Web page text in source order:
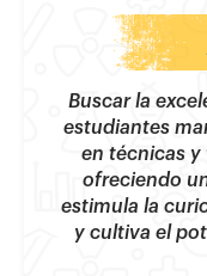
Buscar la
estudiantes
en técnicas y
ofreciendo
estimula la
y cultiva el